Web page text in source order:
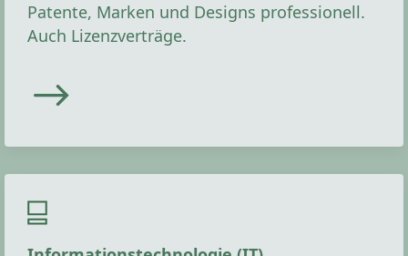
Patente, Marken und Designs professionell.
Auch Lizenzverträge.